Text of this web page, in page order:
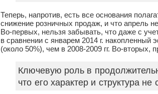
Теперь, напротив, есть все основания
снижение розничных продаж, и что апрель
Во-первых, нельзя забывать, что даже с
в сравнении с январем 2014 г.
(около 50%), чем в 2008-2009 гг. Во-вторых,
Ключевую роль в
что его характер и структура